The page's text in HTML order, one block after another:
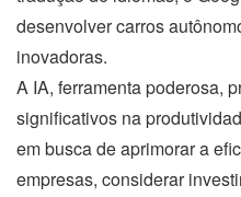
desenvolver carros
inovadoras.
A IA, ferramenta poderosa,
significativos na
em busca de aprimorar a
empresas, considerar